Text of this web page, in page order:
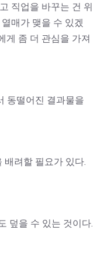
직업을 바꾸는 건 위
매가 맺을 수 있겠
게 좀 더 관심을 가져
동떨어진 결과물을
배려할 필요가 있다.
덮을 수 있는 것이다.